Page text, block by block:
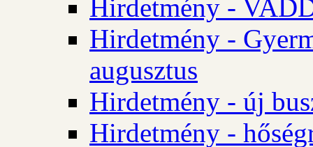
Hirdetmény -
Hirdetmény -
augusztus
Hirdetmény - új
Hirdetmény -